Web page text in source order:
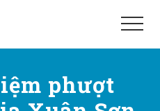
Menu
phượt